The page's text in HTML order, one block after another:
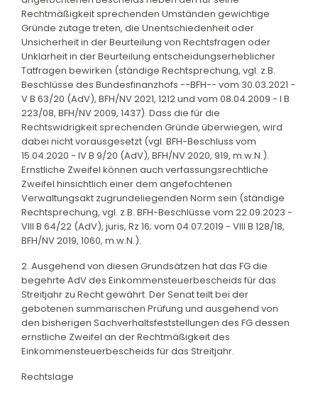
Rechtmäßigkeit sprechenden Umständen gewichtige
Gründe zutage treten, die Unentschiedenheit oder
Unsicherheit in der Beurteilung von Rechtsfragen oder
Unklarheit in der Beurteilung entscheidungserheblicher
Tatfragen bewirken (ständige Rechtsprechung, vgl. z.B.
Beschlüsse des Bundesfinanzhofs --BFH-- vom 30.03.2021 -
V B 63/20 (AdV), BFH/NV 2021, 1212 und vom 08.04.2009 - I B
223/08, BFH/NV 2009, 1437). Dass die für die
Rechtswidrigkeit sprechenden Gründe überwiegen, wird
dabei nicht vorausgesetzt (vgl. BFH-Beschluss vom
15.04.2020 - IV B 9/20 (AdV), BFH/NV 2020, 919, m.w.N.).
Ernstliche Zweifel können auch verfassungsrechtliche
Zweifel hinsichtlich einer dem angefochtenen
Verwaltungsakt zugrundeliegenden Norm sein (ständige
Rechtsprechung, vgl. z.B. BFH-Beschlüsse vom 22.09.2023 -
VIII B 64/22 (AdV), juris, Rz 16; vom 04.07.2019 - VIII B 128/18,
BFH/NV 2019, 1060, m.w.N.).
2. Ausgehend von diesen Grundsätzen hat das FG die
begehrte AdV des Einkommensteuerbescheids für das
Streitjahr zu Recht gewährt. Der Senat teilt bei der
gebotenen summarischen Prüfung und ausgehend von
den bisherigen Sachverhaltsfeststellungen des FG dessen
ernstliche Zweifel an der Rechtmäßigkeit des
Einkommensteuerbescheids für das Streitjahr.
Rechtslage